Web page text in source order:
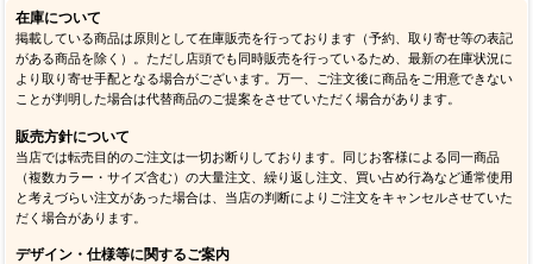
在庫について
掲載している商品は原則として在庫販売を行っております（予約、取り寄せ等の表記
がある商品を除く）。ただし店頭でも同時販売を行っているため、最新の在庫状況に
より取り寄せ手配となる場合がございます。万一、ご注文後に商品をご用意できない
ことが判明した場合は代替商品のご提案をさせていただく場合があります。
販売方針について
当店では転売目的のご注文は一切お断りしております。同じお客様による同一商品
（複数カラー・サイズ含む）の大量注文、繰り返し注文、買い占め行為など通常使用
と考えづらい注文があった場合は、当店の判断によりご注文をキャンセルさせていた
だく場合があります。
デザイン・仕様等に関するご案内